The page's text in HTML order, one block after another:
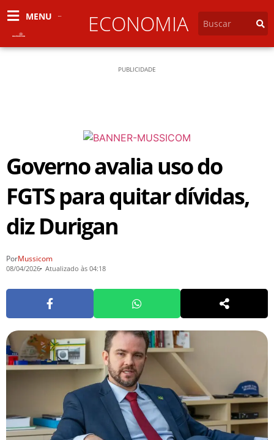
MENU ECONOMIA
PUBLICIDADE
Governo avalia uso do
FGTS para quitar dívidas,
diz Durigan
PorMussicom
08/04/2026 Atualizado às 04:18